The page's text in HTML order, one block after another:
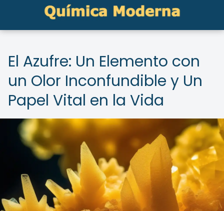
El Azufre: Un Elemento con
un Olor Inconfundible y Un
Papel Vital en la Vida